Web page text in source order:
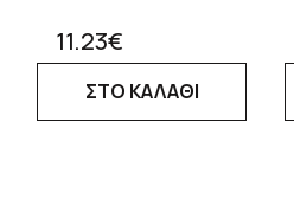
11.23€
ΣΤΟ ΚΑΛΑΘΙ